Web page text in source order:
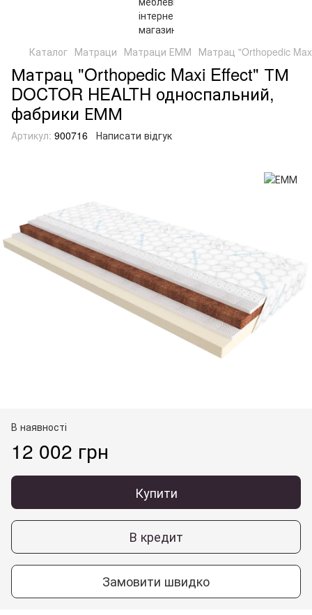
Каталог Матраци Матраци ЕММ Матрац "Orthopedic
Матрац "Orthopedic Maxi Effect" ТМ
DOCTOR HEALTH односпальний,
фабрики ЕММ
Артикул: 900716 Написати відгук
В наявності
12 002 грн
Купити
В кредит
Замовити швидко